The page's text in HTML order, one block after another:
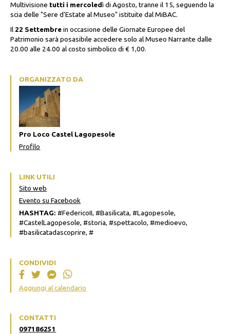
Multivisione tutti i mercoledì di Agosto, tranne il 15, seguendo la
scia delle "Sere d'Estate al Museo" istituite dal MiBAC.
Il 22 Settembrein occasione delle Giornate Europee del
Patrimonio sarà posasibile accedere solo al Museo Narrante dalle
20.00 alle 24.00 al costo simbolico di € 1,00.
ORGANIZZATO DA
Pro Loco Castel Lagopesole
Profilo
LINK UTILI
Sito web
Evento su Facebook
HASHTAG: #FedericoII, #Basilicata, #Lagopesole,
#CastelLagopesole, #storia, #spettacolo, #medioevo,
#basilicatadascoprire, #
CONDIVIDI
Aggiungi al calendario
CONTATTI
097186251